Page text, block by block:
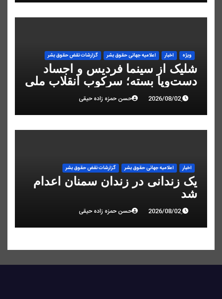
ویژه اخبار اعلاميه جهانی حقوق بشر گزارشات نقض حقوق بشر
شلیک از سینما فردیس و اجساد
دست‌وپا بسته؛ سرکوب انقلاب ملی
در البرز
حسن حمزه زاده حیقی
اخبار اعلاميه جهانی حقوق بشر گزارشات نقض حقوق بشر
یک زندانی در زندان سمنان اعدام
شد
حسن حمزه زاده حیقی